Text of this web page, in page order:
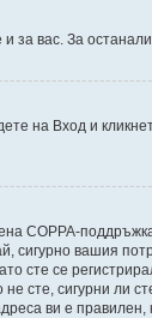
за вас. За
на Вход и
COPPA-
сигурно вашия
сте се
сте, сигурни ли
ви е